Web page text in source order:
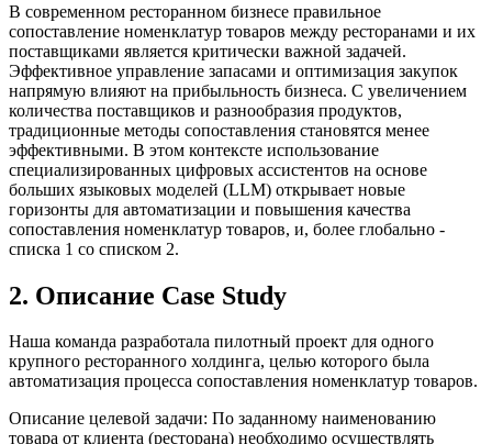
В современном ресторанном бизнесе правильное
сопоставление номенклатур товаров между ресторанами и их
поставщиками является критически важной задачей.
Эффективное управление запасами и оптимизация закупок
напрямую влияют на прибыльность бизнеса. С увеличением
количества поставщиков и разнообразия продуктов,
традиционные методы сопоставления становятся менее
эффективными. В этом контексте использование
специализированных цифровых ассистентов на основе
больших языковых моделей (LLM) открывает новые
горизонты для автоматизации и повышения качества
сопоставления номенклатур товаров, и, более глобально -
списка 1 со списком 2.
2. Описание Case Study
Наша команда разработала пилотный проект для одного
крупного ресторанного холдинга, целью которого была
автоматизация процесса сопоставления номенклатур товаров.
Описание целевой задачи: По заданному наименованию
товара от клиента (ресторана) необходимо осуществлять